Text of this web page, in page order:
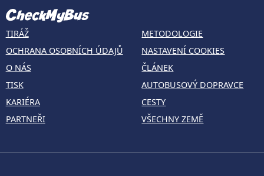
TIRÁŽ
OCHRANA OSOBNÍCH ÚDAJŮ
O NÁS
TISK
KARIÉRA
PARTNEŘI
METODOLOGIE
NASTAVENÍ COOKIES
ČLÁNEK
AUTOBUSOVÝ DOPRAVCE
CESTY
VŠECHNY ZEMĚ